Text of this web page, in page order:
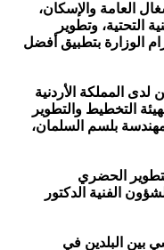
العامة والإسكان،
التحتية، وتطوير
الوزارة بتطبيق أفضل
المملكة الأردنية
التخطيط والتطوير
بلسم السلمان،
الحضري
الفنية الدكتور
بين البلدين في